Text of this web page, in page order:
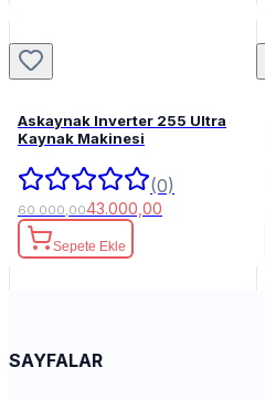
Askaynak Inverter 255 Ultra
Kaynak Makinesi
(0)
60.000,0043.000,00
Sepete Ekle
SAYFALAR